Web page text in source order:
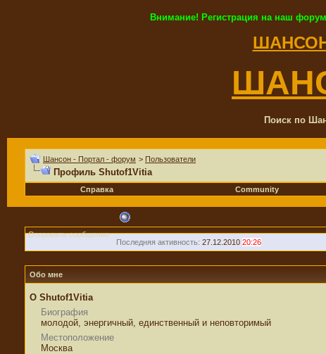
Внимание! Регистрация на наш
Поиск по
Шансон - Портал - форум > Пользователи
Профиль Shutof1Vitia
Справка
Community
Отправить сообщение
Последняя активность: 27.12.2010 20:26
Обо мне
О Shutof1Vitia
Биография
молодой, энергичный, единственный и неповторимый
Местоположение
Москва